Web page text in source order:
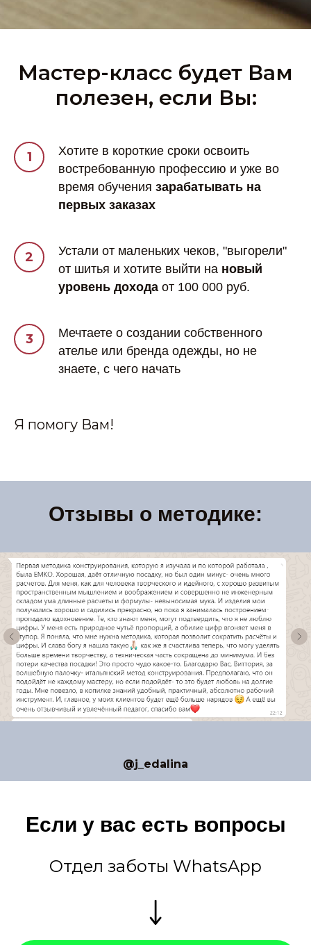
Мастер-класс будет Вам
полезен, если Вы:
Хотите в короткие сроки освоить
востребованную профессию и уже во
время обучения зарабатывать на
первых заказах
Устали от маленьких чеков, "выгорели"
от шитья и хотите выйти на новый
уровень дохода от 100 000 руб.
Мечтаете о создании собственного
ателье или бренда одежды, но не
знаете, с чего начать
Я помогу Вам!
Отзывы о методике:
@j_edalina
Если у вас есть вопросы
Отдел заботы WhatsApp